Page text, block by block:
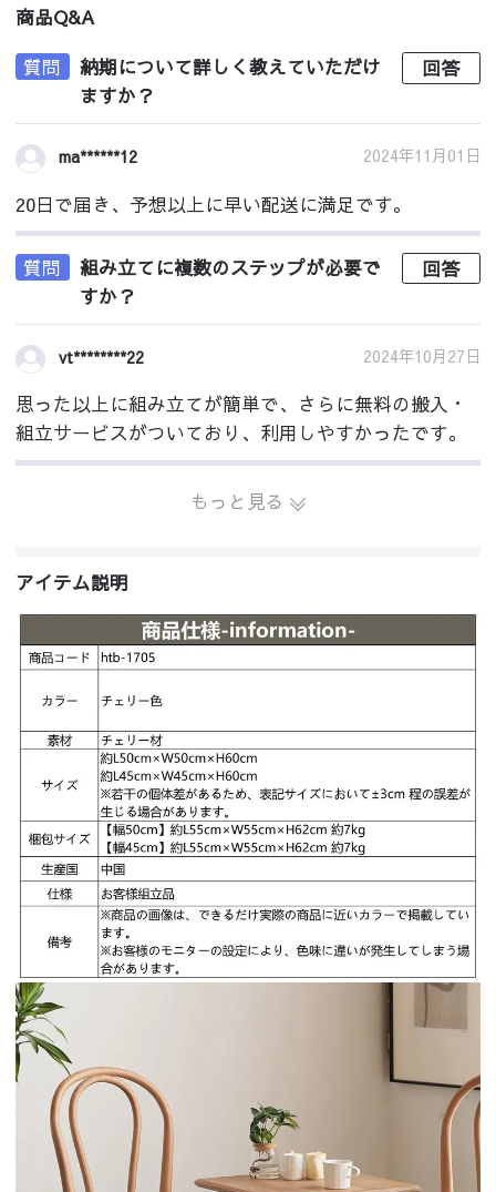
商品Q&A
質問
納期について詳しく教えていただけ
ますか？
回答
ma******12 2024年11月01日
20日で届き、予想以上に早い配送に満足です。
質問
組み立てに複数のステップが必要で
すか？
回答
vt********22 2024年10月27日
思った以上に組み立てが簡単で、さらに無料の搬入・
組立サービスがついており、利用しやすかったです。
もっと見る
アイテム説明